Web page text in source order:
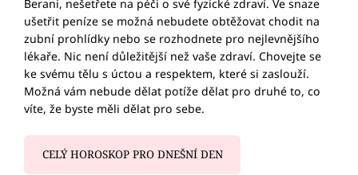
Berani, nešetřete na péči o své fyzické zdraví. Ve snaze
ušetřit peníze se možná nebudete obtěžovat chodit na
zubní prohlídky nebo se rozhodnete pro nejlevnějšího
lékaře. Nic není důležitější než vaše zdraví. Chovejte se
ke svému tělu s úctou a respektem, které si zaslouží.
Možná vám nebude dělat potíže dělat pro druhé to, co
víte, že byste měli dělat pro sebe.
CELÝ HOROSKOP PRO DNEŠNÍ DEN